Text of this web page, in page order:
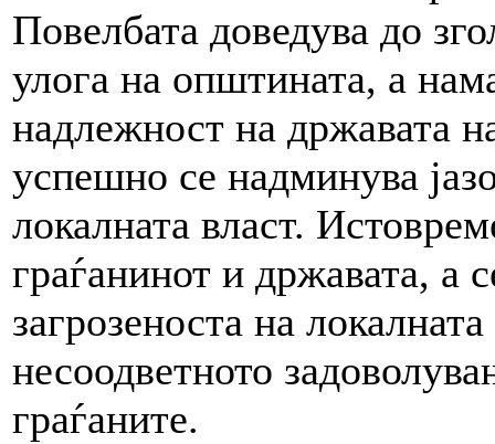
Повелбата доведува до
улога на општината, а
надлежност на државата
успешно се надминува
локалната власт.
граѓанинот и државата, а
загрозеноста на
несоодветното
граѓаните.